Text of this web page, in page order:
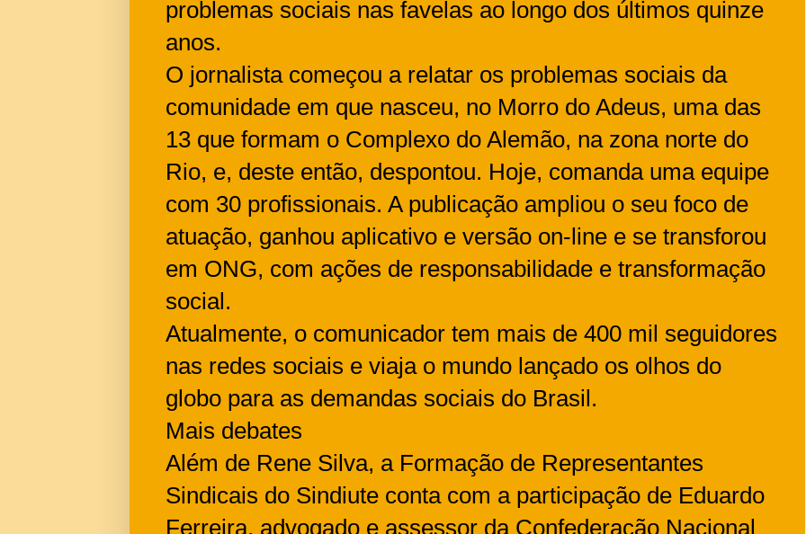
problemas sociais nas favelas ao longo dos últimos quinze
anos.
O jornalista começou a relatar os problemas sociais da
comunidade em que nasceu, no Morro do Adeus, uma das
13 que formam o Complexo do Alemão, na zona norte do
Rio, e, deste então, despontou. Hoje, comanda uma equipe
com 30 profissionais. A publicação ampliou o seu foco de
atuação, ganhou aplicativo e versão on-line e se transforou
em ONG, com ações de responsabilidade e transformação
social.
Atualmente, o comunicador tem mais de 400 mil seguidores
nas redes sociais e viaja o mundo lançado os olhos do
globo para as demandas sociais do Brasil.
Mais debates
Além de Rene Silva, a Formação de Representantes
Sindicais do Sindiute conta com a participação de Eduardo
Ferreira, advogado e assessor da Confederação Nacional